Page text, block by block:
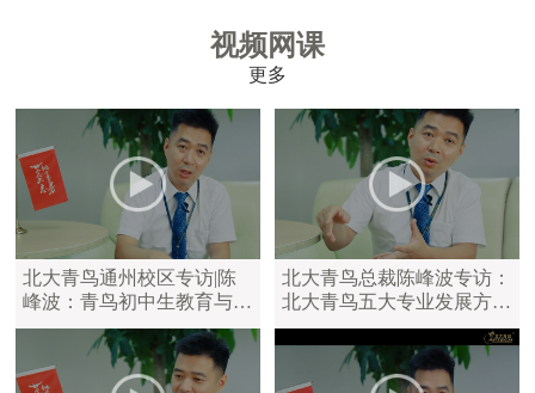
视频网课
更多
北大青鸟通州校区专访|陈
峰波：青鸟初中生教育与中
职教育区别
北大青鸟总裁陈峰波专访：
北大青鸟五大专业发展方
向，满足学员不同学习需求